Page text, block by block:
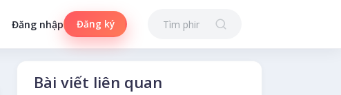
Đăng nhập Đăng ký
Bài viết liên quan